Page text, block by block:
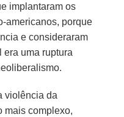
implantaram os
americanos, porque
e consideraram
era uma ruptura
violência da
mais complexo,